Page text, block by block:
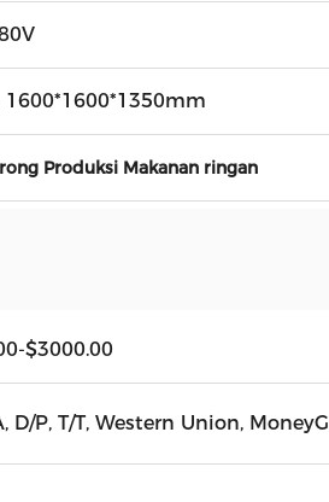
1600*1600*1350mm
Produksi Makanan ringan
$3000.00
D/P, T/T, Western Union,